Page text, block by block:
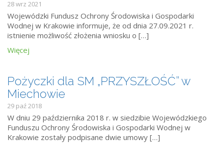
28 wrz 2021
Wojewódzki Fundusz Ochrony Środowiska i Gospodarki
Wodnej w Krakowie informuje, że od dnia 27.09.2021 r.
istnienie możliwość złożenia wniosku o […]
Więcej
Pożyczki dla SM „PRZYSZŁOŚĆ” w
Miechowie
29 paź 2018
W dniu 29 października 2018 r. w siedzibie Wojewódzkiego
Funduszu Ochrony Środowiska i Gospodarki Wodnej w
Krakowie zostały podpisane dwie umowy […]